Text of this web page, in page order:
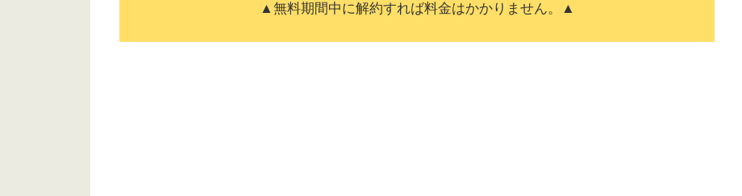
▲無料期間中に解約すれば料金はかかりません。▲